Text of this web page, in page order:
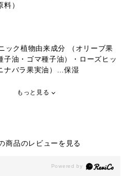
）
ック植物由来成分 （オリーブ果
子油・ゴマ種子油）・ローズヒッ
ナバラ果実油）…保湿
もっと見る
商品のレビューを見る